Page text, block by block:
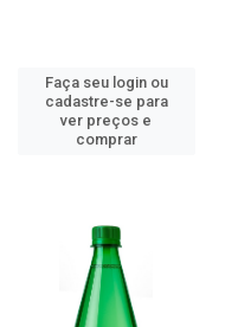
Faça seu login ou
cadastre-se para
ver preços e
comprar